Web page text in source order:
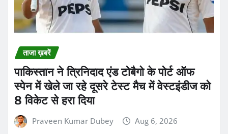
ताजा ख़बरें
पाकिस्तान ने त्रिनिदाद एंड टोबैगो के पोर्ट ऑफ
स्पेन में खेले जा रहे दूसरे टेस्ट मैच में वेस्टइंडीज को
8 विकेट से हरा दिया
Praveen Kumar Dubey Aug 6, 2026